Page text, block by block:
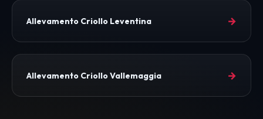
Allevamento Criollo Leventina →
Allevamento Criollo Vallemaggia →